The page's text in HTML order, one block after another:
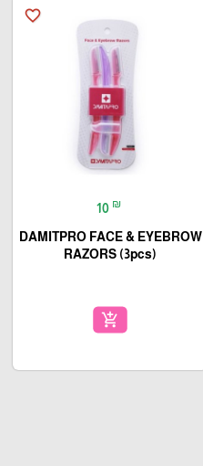
favorite_border
10 ₪
DAMITPRO FACE & EYEBROW
RAZORS (3pcs)
add_shopping_cart